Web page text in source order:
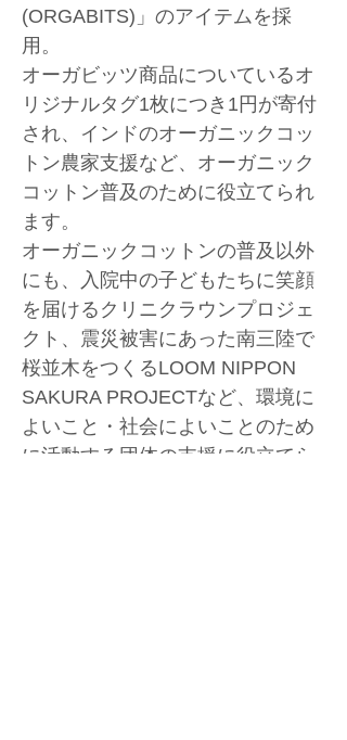
(ORGABITS)」のアイテムを採
用。
オーガビッツ商品についているオ
リジナルタグ1枚につき1円が寄付
され、インドのオーガニックコッ
トン農家支援など、オーガニック
コットン普及のために役立てられ
ます。
オーガニックコットンの普及以外
にも、入院中の子どもたちに笑顔
を届けるクリニクラウンプロジェ
クト、震災被害にあった南三陸で
桜並木をつくるLOOM NIPPON
SAKURA PROJECTなど、環境に
よいこと・社会によいことのため
に活動する団体の支援に役立てら